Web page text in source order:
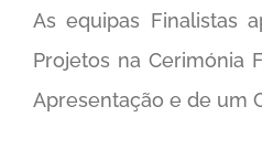
As equipas Finalistas
Projetos na Cerimónia
Apresentação e de um